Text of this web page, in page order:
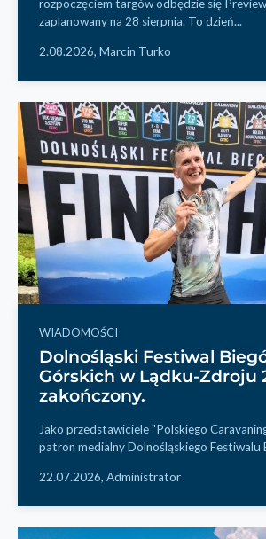
rozpoczęciem targów odbędzie się
zaplanowany na 28 sierpnia. To dzień...
2.08.2026, Marcin Turko
WIADOMOŚCI
Dolnośląski Festiwal
Górskich w Lądku-Zdroju
zakończony.
Jako przedstawiciele "Polskiego
patron medialny Dolnośląskiego Festiwalu
22.07.2026, Administrator